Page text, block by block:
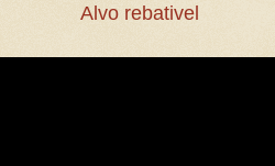
Alvo rebativel